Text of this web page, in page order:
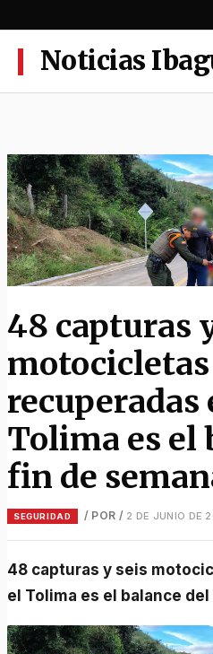
al
contenidoNoticias
48 capturas
motocicletas
recuperadas
Tolima es el
fin de
SEGURIDAD / POR / 2 DE JUNIO DE
48 capturas y seis motocicletas recuperadas en
el Tolima es el balance